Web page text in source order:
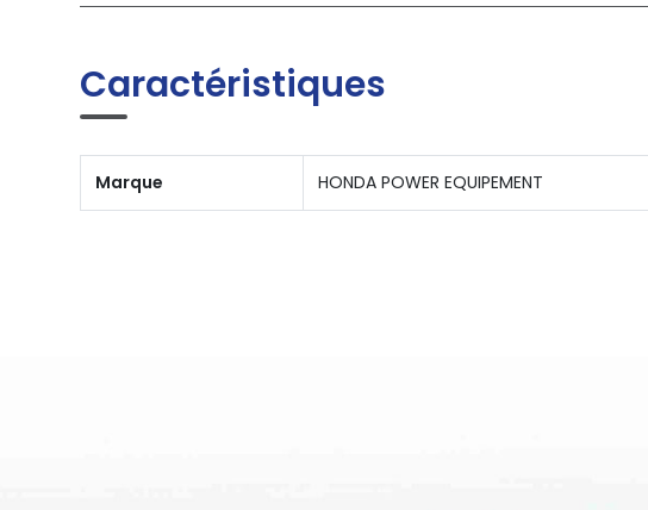
Caractéristiques
Marque HONDA POWER EQUIPEMENT